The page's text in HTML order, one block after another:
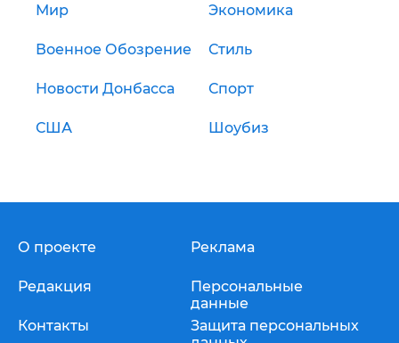
Мир Экономика
Военное Обозрение Стиль
Новости Донбасса Спорт
США Шоубиз
О проекте
Редакция
Контакты
Реклама
Персональные
данные
Защита персональных